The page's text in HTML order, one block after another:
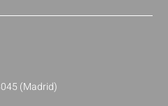
(Madrid)